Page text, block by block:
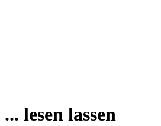
... lesen lassen